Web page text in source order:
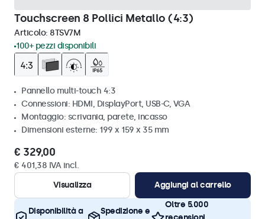
Touchscreen 8 Pollici Metallo (4:3)
Articolo: 8TSV7M
100+ pezzi disponibili
Pannello multi-touch 4:3
Connessioni: HDMI, DisplayPort, USB-C, VGA
Montaggio: scrivania, parete, incasso
Dimensioni esterne: 199 x 159 x 35 mm
€ 329,00
€ 401,38 IVA incl.
Visualizza
Aggiungi al carrello
Disponibilità a
Spedizione e
Oltre 5.000